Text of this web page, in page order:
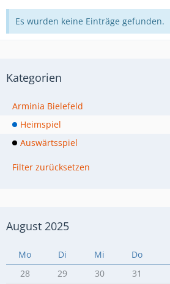
Es wurden keine Einträge gefunden.
Kategorien
Arminia Bielefeld
Heimspiel
Auswärtsspiel
Filter zurücksetzen
August 2025
Mo Di Mi Do
28
29 30 31